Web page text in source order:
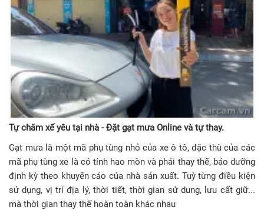
Tự chăm xế yêu tại nhà - Đặt gạt mưa Online và tự thay.
Gạt mưa là một mã phụ tùng nhỏ của xe ô tô, đặc thù của các
mã phụ tùng xe là có tính hao mòn và phải thay thế, bảo dưỡng
định kỳ theo khuyến cáo của nhà sản xuất. Tuỳ từng điều kiện
sử dụng, vị trí địa lý, thời tiết, thời gian sử dung, lưu cất giữ...
mà thời gian thay thế hoàn toàn khác nhau